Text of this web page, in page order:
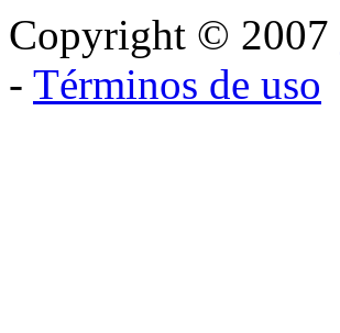
Copyright © 2007
- Términos de uso